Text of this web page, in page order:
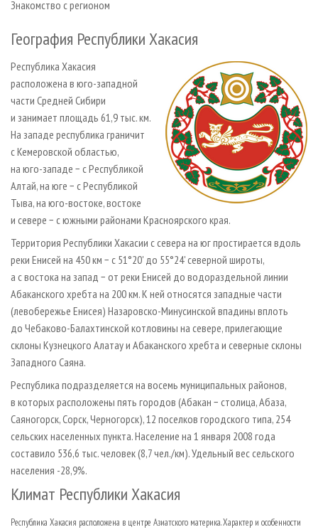
СУШКА ДРЕВЕСИНЫ
ПРОИЗВОДСТВО ДРЕВЕСНЫХ ПЛИТ
ПРОИЗВОДСТВО МЕБЕЛИ
БИОЭНЕРГЕТИКА
ИНСТРУМЕНТ И МАТЕРИАЛЫ
ПЕРСОНЫ
МОБИЛЬНЫЕ ВЫСТАВКИ
ПРИОРИТЕТНЫЕ ИНВЕСТПРОЕКТЫ
RUSSIAN FORESTRY REVIEW
ГАЗЕТА ЛЕСПРОМФОРУМ
БИБЛИОТЕКА СПЕЦИАЛИСТА
КОНТАКТЫ
РЕКЛАМА
РЕКЛАМА НА САЙТЕ
Знакомство с регионом
География Республики Хакасия
Республика Хакасия
расположена в юго-западной
части Средней Сибири
и занимает площадь 61,9 тыс. км.
На западе республика граничит
с Кемеровской областью,
на юго-западе − с Республикой
Алтай, на юге − с Республикой
Тыва, на юго-востоке, востоке
и севере − с южными районами Красноярского края.
Территория Республики Хакасии с севера на юг простирается вдоль
реки Енисей на 450 км − с 51°20' до 55°24' северной широты,
а с востока на запад − от реки Енисей до водораздельной линии
Абаканского хребта на 200 км. К ней относятся западные части
(левобережье Енисея) Назаровско-Минусинской впадины вплоть
до Чебаково-Балахтинской котловины на севере, прилегающие
склоны Кузнецкого Алатау и Абаканского хребта и северные склоны
Западного Саяна.
Республика подразделяется на восемь муниципальных районов,
в которых расположены пять городов (Абакан − столица, Абаза,
Саяногорск, Сорск, Черногорск), 12 поселков городского типа, 254
сельских населенных пункта. Население на 1 января 2008 года
составило 536,6 тыс. человек (8,7 чел./км). Удельный вес сельского
населения -28,9%.
Климат Республики Хакасия
Республика Хакасия расположена в центре Азиатского материка. Характер и особенности